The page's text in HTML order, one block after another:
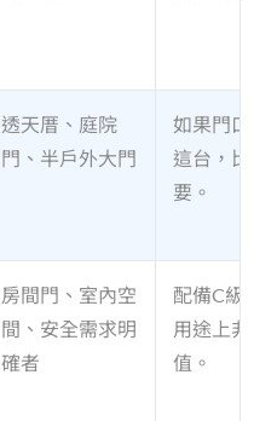
透天厝、庭院
門、半戶外大門
如果門口會
這台，比先
要。
房間門、室內空
間、安全需求明
確者
配備C級鎖
用途上非常
值。